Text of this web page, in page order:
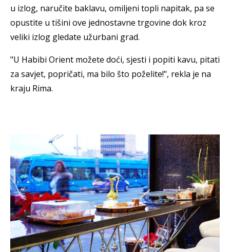
u izlog, naručite baklavu, omiljeni topli napitak, pa se
opustite u tišini ove jednostavne trgovine dok kroz
veliki izlog gledate užurbani grad.
"U Habibi Orient možete doći, sjesti i popiti kavu, pitati
za savjet, popričati, ma bilo što poželite!", rekla je na
kraju Rima.